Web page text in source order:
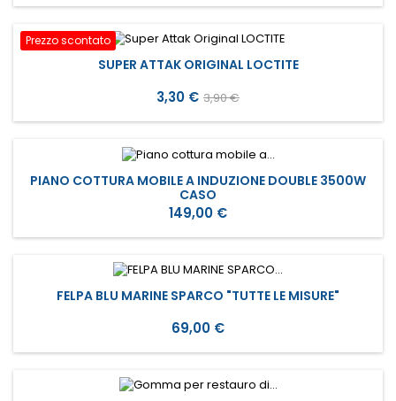
Prezzo scontato
SUPER ATTAK ORIGINAL LOCTITE
Prezzo
3,30 € Prezzo
base
3,90 €
PIANO COTTURA MOBILE A INDUZIONE DOUBLE 3500W
CASO
Prezzo
149,00 €
FELPA BLU MARINE SPARCO "TUTTE LE MISURE"
Prezzo
69,00 €